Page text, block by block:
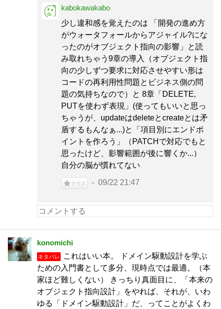
kabokawakabo
少し違和感を覚えたのは 「開発の進め方
がウォータフォールからアジャイル?にな
ったのがオブジェクト指向の影響」と読
み取れちゃう9章の導入（オブジェクト指
向の少しずつ要求に対応させやすい形は
コードの再利用性問題とビジネス側の問
題の気持ちなので）と 8章「DELETE,
PUTを使わず表現」(使ってもいいと思っ
ちゃうが、updateはdeleteとcreateとは矛
盾するもんなぁ...)と「項目別にエンドポ
イントを作ろう」（PATCHで対応でもと
思ったけど、影響範囲が後に響くか...）
自分の脳が慣れてない
ナイス 09/22 21:47
konomichi
ネタバレ
これはいい本。 ドメイン駆動設計を学ぶ
ための入門書として多分、現時点では最適。（本
家ほど難しくない） きっちり真面目に、「本来の
オブジェクト指向設計」をやれば、それが、いわ
ゆる「ドメイン駆動設計」だ、ってことがよくわ